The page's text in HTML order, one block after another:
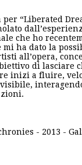
“Liberated
che ho
mi ha dato la
all’opera,
di lasciare
inizi a fluire,